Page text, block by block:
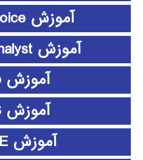
آموزش expert choice
آموزش Frontier Analyst
آموزش github
آموزش HFSS
آموزش HSPICE